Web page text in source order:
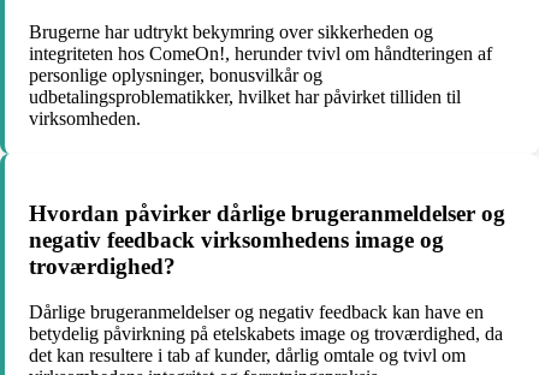
Brugerne har udtrykt bekymring over sikkerheden og
integriteten hos ComeOn!, herunder tvivl om håndteringen af
personlige oplysninger, bonusvilkår og
udbetalingsproblematikker, hvilket har påvirket tilliden til
virksomheden.
Hvordan påvirker dårlige brugeranmeldelser og
negativ feedback virksomhedens image og
troværdighed?
Dårlige brugeranmeldelser og negativ feedback kan have en
betydelig påvirkning på etelskabets image og troværdighed, da
det kan resultere i tab af kunder, dårlig omtale og tvivl om